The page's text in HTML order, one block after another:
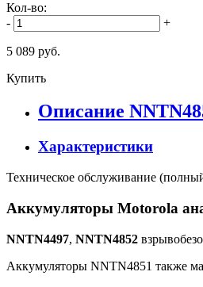
Кол-во:
-
+
5 089 руб.
Купить
Описание
Характеристики
Техническое обслуживание
Аккумуляторы Motorola
NNTN4497, NNTN4852
Аккумуляторы NNTN4851 также